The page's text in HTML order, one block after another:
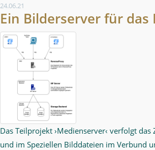
24.06.21
Ein Bilderserver für das
Das Teilprojekt ›Medienserver‹ verfolgt
und im Speziellen Bilddateien im Verbund